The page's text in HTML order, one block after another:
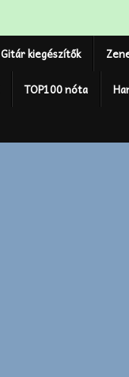
Gitár kiegészítők
TOP100 nóta